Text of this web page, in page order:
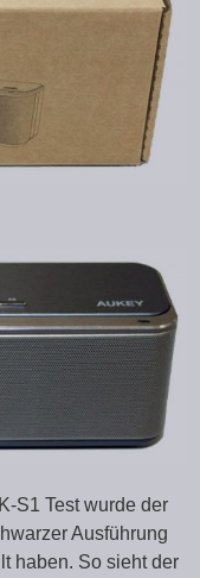
S1 Test wurde der
Ausführung
haben. So sieht der